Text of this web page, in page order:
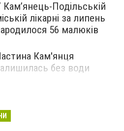
Кам’янець-Подільській
лікарні за липень
56 малюків
Кам'янця
без води